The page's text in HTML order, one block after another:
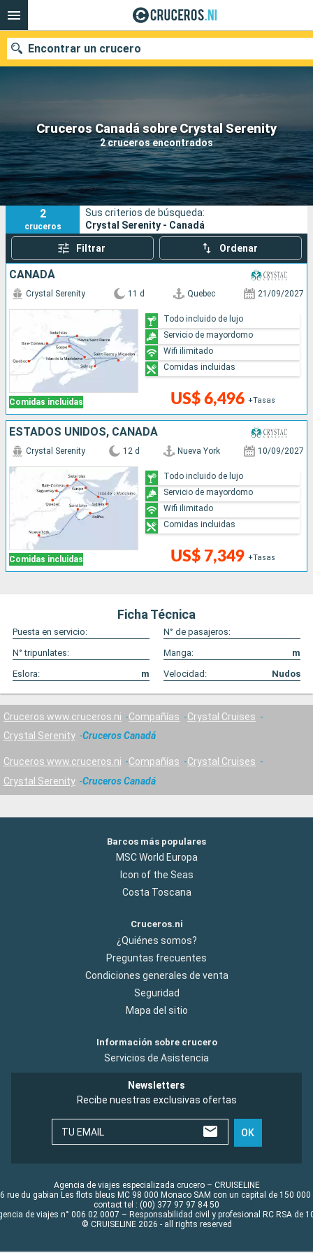
Cruceros Canadá sobre Crystal Serenity
2 cruceros encontrados
Encontrar un crucero
Nuestros destinos
Fecha de salida
Puertos Compañías
Buscar
2
cruceros
Sus criterios de búsqueda:
Crystal Serenity - Canadá
Filtrar Ordenar
CANADÁ
Comidas incluidas
Crystal Serenity 11 d Quebec 21/09/2027
US$ 6,496 +Tasas
Todo incluido de lujo
Servicio de mayordomo
Wifi ilimitado
Comidas incluidas
ESTADOS UNIDOS, CANADÁ
Comidas incluidas
Crystal Serenity 12 d Nueva York 10/09/2027
US$ 7,349 +Tasas
Todo incluido de lujo
Servicio de mayordomo
Wifi ilimitado
Comidas incluidas
Ficha Técnica
Puesta en servicio:
N° de pasajeros:
N° tripunlates:
Manga:
m
Eslora:
m Velocidad: Nudos
Cruceros www.cruceros.ni Compañías
Crystal Cruises
Crystal Serenity
Cruceros Canadá
Cruceros www.cruceros.ni Compañías
Crystal Cruises
Crystal Serenity
Cruceros Canadá
Barcos más populares
MSC World Europa
Icon of the Seas
Costa Toscana
Cruceros.ni
¿Quiénes somos?
Preguntas frecuentes
Condiciones generales de venta
Seguridad
Mapa del sitio
Información sobre crucero
Servicios de Asistencia
Newsletters
Recibe nuestras exclusivas ofertas
TU EMAIL OK
Agencia de viajes especializada crucero – CRUISELINE
rue du gabian Les flots bleus MC 98 000 Monaco SAM con un capital de 150 000
contact tel : (00) 377 97 97 84 50
de viajes n° 006 02 0007 – Responsabilidad civil y profesional RC RSA de
© CRUISELINE 2026 - all rights reserved